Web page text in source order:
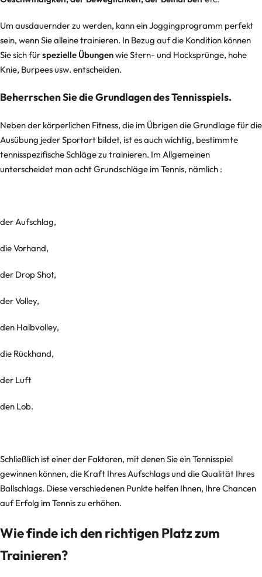
Um ausdauernder zu werden, kann ein Joggingprogramm perfekt
sein, wenn Sie alleine trainieren. In Bezug auf die Kondition können
Sie sich fürspezielle Übungenwie Stern- und Hocksprünge, hohe
Knie, Burpees usw. entscheiden.
Beherrschen Sie die Grundlagen des Tennisspiels.
Neben der körperlichen Fitness, die im Übrigen die Grundlage für die
Ausübung jeder Sportart bildet, ist es auch wichtig, bestimmte
tennisspezifische Schläge zu trainieren. Im Allgemeinen
unterscheidet man acht Grundschläge im Tennis, nämlich :
der Aufschlag,
die Vorhand,
der Drop Shot,
der Volley,
den Halbvolley,
die Rückhand,
der Luft
den Lob.
Schließlich ist einer der Faktoren, mit denen Sie ein Tennisspiel
gewinnen können, die Kraft Ihres Aufschlags und die Qualität Ihres
Ballschlags. Diese verschiedenen Punkte helfen Ihnen, Ihre Chancen
auf Erfolg im Tennis zu erhöhen.
Wie finde ich den richtigen Platz zum
Trainieren?